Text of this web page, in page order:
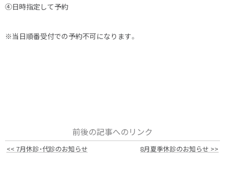
④日時指定して予約
※当日順番受付での予約不可になります。
前後の記事へのリンク
<< 7月休診・代診のお知らせ 8月夏季休診のお知らせ >>